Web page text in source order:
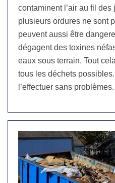
contaminent l’air au fil des
plusieurs ordures ne sont
peuvent aussi être
dégagent des toxines
eaux sous terrain. Tout
tous les déchets
l’effectuer sans problèmes.